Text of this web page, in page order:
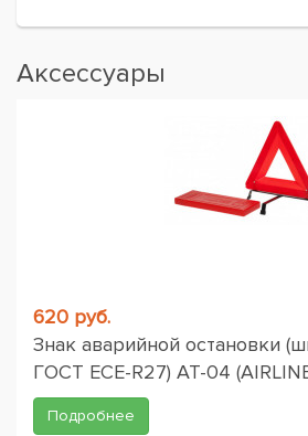
Аксессуары
620 руб.
Знак аварийной остановки
ГОСТ ЕСЕ-R27) AT-04
Подробнее